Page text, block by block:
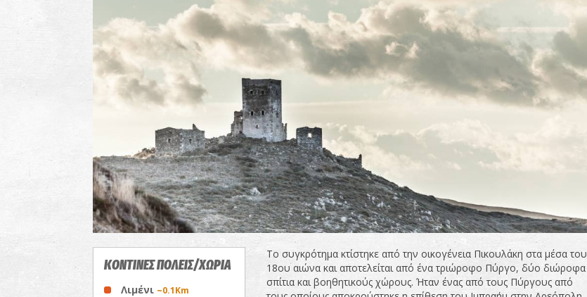
ΚΟΝΤΙΝΕΣ ΠΟΛΕΙΣ/ΧΩΡΙΑ
Λιμένι ~0.1Km
Το συγκρότημα κτίστηκε από την οικογένεια Πικουλάκη στα μέσα του
18ου αιώνα και αποτελείται από ένα τριώροφο Πύργο, δύο διώροφα
σπίτια και βοηθητικούς χώρους. Ήταν ένας από τους Πύργους από